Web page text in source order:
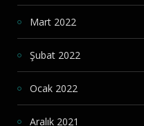
Mart 2022
Şubat 2022
Ocak 2022
Aralık 2021